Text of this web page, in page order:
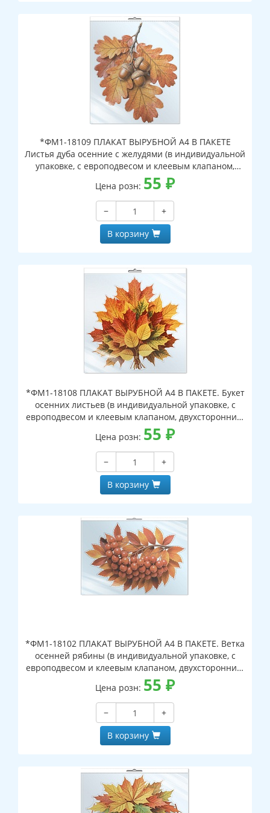
*ФМ1-18109 ПЛАКАТ ВЫРУБНОЙ А4 В ПАКЕТЕ
Листья дуба осенние с желудями (в индивидуальной
упаковке, с европодвесом и клеевым клапаном,
двухсторонний, ВД-лак)
Цена розн: 55 ₽
−
+
В корзину
*ФМ1-18108 ПЛАКАТ ВЫРУБНОЙ А4 В ПАКЕТЕ. Букет
осенних листьев (в индивидуальной упаковке, с
европодвесом и клеевым клапаном, двухсторонний,
ВД-лак)
Цена розн: 55 ₽
−
+
В корзину
*ФМ1-18102 ПЛАКАТ ВЫРУБНОЙ А4 В ПАКЕТЕ. Ветка
осенней рябины (в индивидуальной упаковке, с
европодвесом и клеевым клапаном, двухсторонний,
ВД-лак)
Цена розн: 55 ₽
−
+
В корзину